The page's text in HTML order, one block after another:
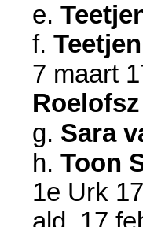
e.
f.
7 maart
g. Sara
h.Toon
1e Urk